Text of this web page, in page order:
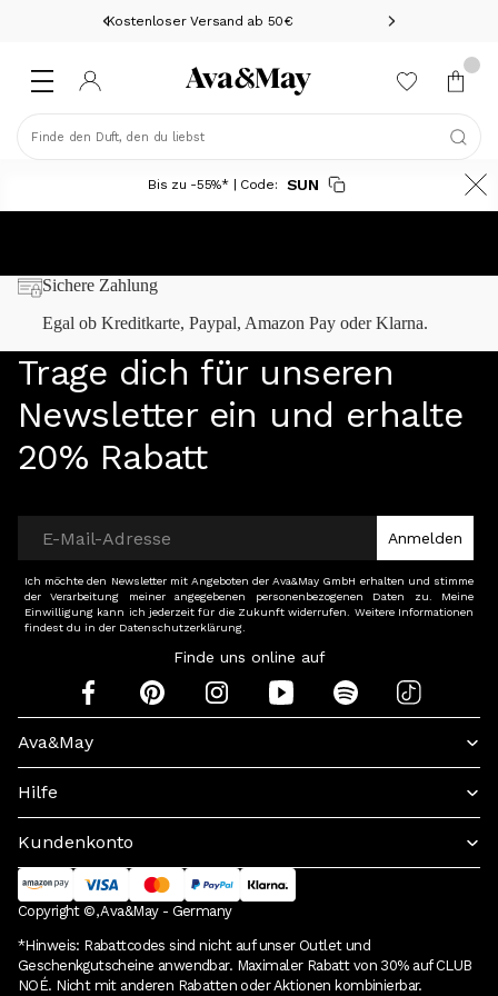
Kostenloser Versand ab 50€
Finde den Duft, den du liebst
Bis zu -55%* | Code: SUN
Sichere Zahlung
Egal ob Kreditkarte, Paypal, Amazon Pay oder Klarna.
Trage dich für unseren
Newsletter ein und erhalte
20% Rabatt
Anmelden
Ich möchte den Newsletter mit Angeboten der Ava&May GmbH erhalten und stimme
der Verarbeitung meiner angegebenen personenbezogenen Daten zu. Meine
Einwilligung kann ich jederzeit für die Zukunft widerrufen. Weitere Informationen
findest du in der Datenschutzerklärung.
Finde uns online auf
Ava&May
Hilfe
Kundenkonto
Copyright ©, Ava&May - Germany
*Hinweis: Rabattcodes sind nicht auf unser Outlet und
Geschenkgutscheine anwendbar. Maximaler Rabatt von 30% auf CLUB
NOÉ. Nicht mit anderen Rabatten oder Aktionen kombinierbar.